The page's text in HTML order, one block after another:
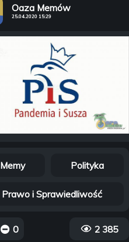
Oaza Memów
25.04.2020 15:29
Memy Polityka
Prawo i Sprawiedliwość
0 2 385